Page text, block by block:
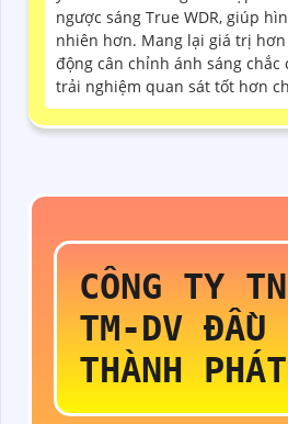
ngược sáng True WDR, giúp
nhiên hơn. Mang lại giá trị
động cân chỉnh ánh sáng chắc
trải nghiệm quan sát tốt hơn
CÔNG TY
TM-DV ĐẦU
THÀNH PHÁT